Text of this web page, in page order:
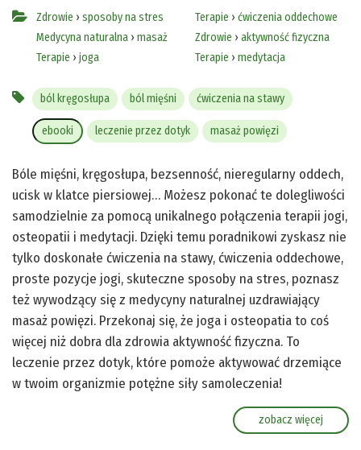
Zdrowie › sposoby na stres
Medycyna naturalna › masaż
Terapie › joga
Terapie › ćwiczenia oddechowe
Zdrowie › aktywność fizyczna
Terapie › medytacja
ból kręgosłupa ból mięśni ćwiczenia na stawy
ebooki leczenie przez dotyk masaż powięzi
Bóle mięśni, kręgosłupa, bezsenność, nieregularny oddech,
ucisk w klatce piersiowej… Możesz pokonać te dolegliwości
samodzielnie za pomocą unikalnego połączenia terapii jogi,
osteopatii i medytacji. Dzięki temu poradnikowi zyskasz nie
tylko doskonałe ćwiczenia na stawy, ćwiczenia oddechowe,
proste pozycje jogi, skuteczne sposoby na stres, poznasz
też wywodzący się z medycyny naturalnej uzdrawiający
masaż powięzi. Przekonaj się, że joga i osteopatia to coś
więcej niż dobra dla zdrowia aktywność fizyczna. To
leczenie przez dotyk, które pomoże aktywować drzemiące
w twoim organizmie potężne siły samoleczenia!
zobacz więcej